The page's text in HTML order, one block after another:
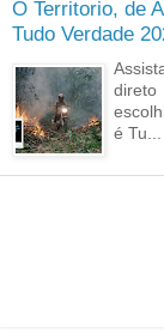
O Territorio, de
Tudo Verdade
direto
é Tu...